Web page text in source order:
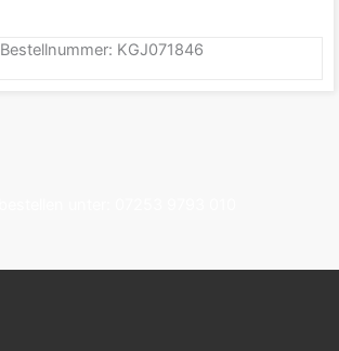
Bestellnummer: KGJ071846